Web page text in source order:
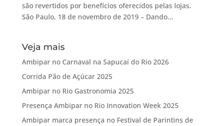
são revertidos por benefícios oferecidos pelas lojas.
São Paulo, 18 de novembro de 2019 – Dando...
Veja mais
Ambipar no Carnaval na Sapucaí do Rio 2026
Corrida Pão de Açúcar 2025
Ambipar no Rio Gastronomia 2025
Presença Ambipar no Rio Innovation Week 2025
Ambipar marca presença no Festival de Parintins de